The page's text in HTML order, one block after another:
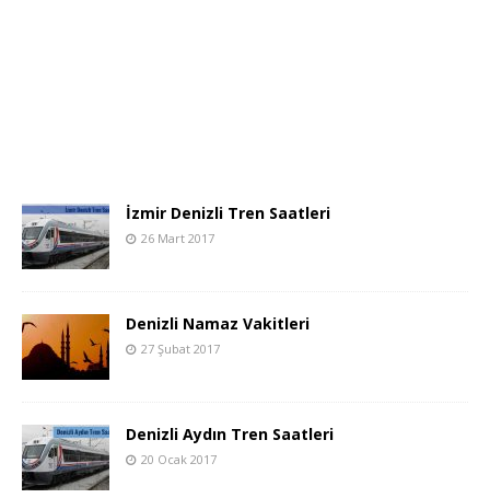
İzmir Denizli Tren Saatleri
26 Mart 2017
Denizli Namaz Vakitleri
27 Şubat 2017
Denizli Aydın Tren Saatleri
20 Ocak 2017